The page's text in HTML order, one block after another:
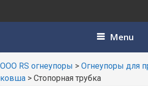
content
Menu
ООО RS огнеупоры > Огнеупоры для
ковша > Стопорная трубка